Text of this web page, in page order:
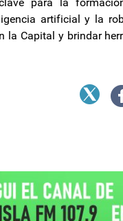
artificial y la
la Capital y brindar